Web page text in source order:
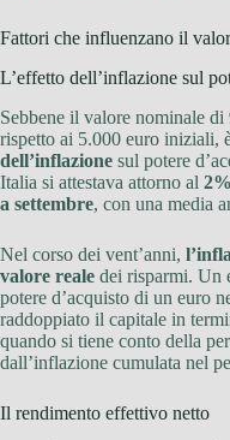
Fattori che influenzano il
L’effetto dell’inflazione sul
Sebbene il valore nominale
rispetto ai 5.000 euro iniziali,
dell’inflazione sul potere
Italia si attestava attorno al 2%
a settembre, con una media
Nel corso dei vent’anni,
valore reale dei risparmi. Un
potere d’acquisto di un euro
raddoppiato il capitale in
quando si tiene conto della
dall’inflazione cumulata nel
Il rendimento effettivo netto